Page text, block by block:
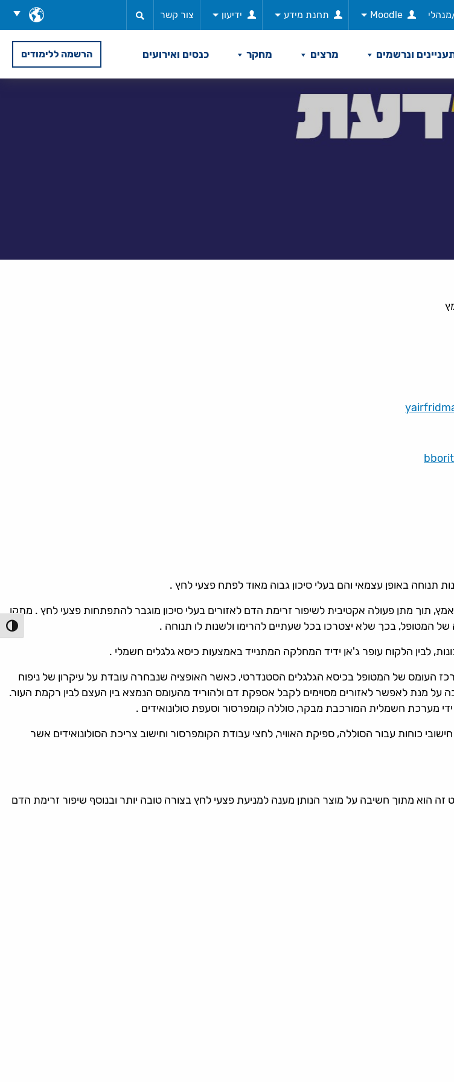
בחר
שפה
Moodle תחנת מידע ידיעון צור קשר
ונרשמים מרצים מחקר כנסים ואירועים הרשמה ללימודים
תנוחה באופן עצמאי והם בעלי סיכון גבוה מאוד לפתח פצעי לחץ .
תוך מתן פעולה אקטיבית לשיפור זרימת הדם לאזורים בעלי סיכון מוגבר להתפתחות פצעי לחץ . מתקן
המטופל, בכך שלא יצטרכו בכל שעתיים להרימו ולשנות לו תנוחה .
לבין הלקוח עופר ג'אן ידיד המחלקה המתנייד באמצעות כיסא גלגלים חשמלי .
נבחנו 3 אופציות שונות המשנות את מרכז העומס של המטופל בכיסא הגלגלים הסטנדרטי, כאשר האופציה שנבחרה עובדת על עיקרון של ניפוח
על מנת לאפשר לאזורים מסוימים לקבל אספקת דם ולהוריד מהעומס הנמצא בין העצם לבין רקמת העור.
מערכת חשמלית המורכבת מבקר, סוללה קומפרסור וסעפת סולונואידים .
כוחות עבור הסוללה, ספיקת האוויר, לחצי עבודת הקומפרסור וחישוב צריכת הסולונואידים אשר
זה הוא מתוך חשיבה על מוצר הנותן מענה למניעת פצעי לחץ בצורה טובה יותר ובנוסף שיפור זרימת הדם